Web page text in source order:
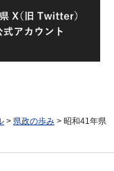
> 県政の歩み > 昭和41年県